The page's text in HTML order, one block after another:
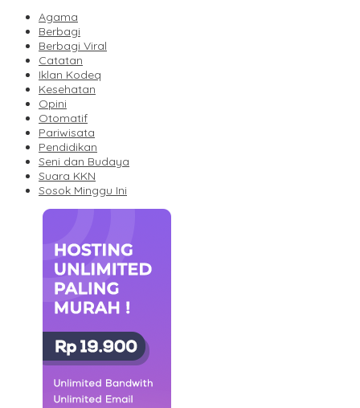
Agama
Berbagi
Berbagi Viral
Catatan
Iklan Kodeq
Kesehatan
Opini
Otomatif
Pariwisata
Pendidikan
Seni dan Budaya
Suara KKN
Sosok Minggu Ini